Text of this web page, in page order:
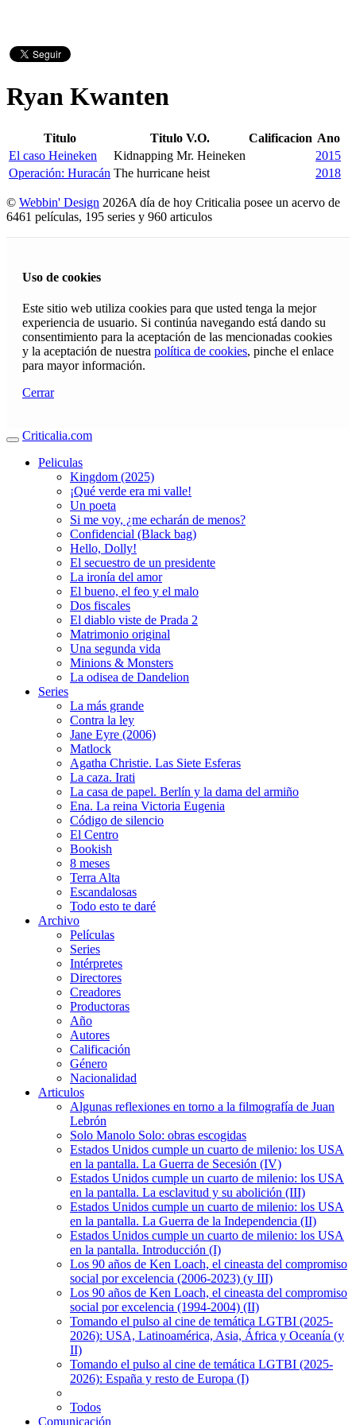
Ryan Kwanten
Titulo Titulo V.O. Calificacion Ano
El caso Heineken
Kidnapping Mr. Heineken
2015
Operación: Huracán The hurricane heist 2018
© Webbin' Design 2026A día de hoy Criticalia posee un acervo de
6461 películas, 195 series y 960 articulos
Uso de cookies
Este sitio web utiliza cookies para que usted tenga la mejor
experiencia de usuario. Si continúa navegando está dando su
consentimiento para la aceptación de las mencionadas cookies
y la aceptación de nuestra política de cookies, pinche el enlace
para mayor información.
Cerrar
Criticalia.com
Peliculas
Kingdom (2025)
¡Qué verde era mi valle!
Un poeta
Si me voy, ¿me echarán de menos?
Confidencial (Black bag)
Hello, Dolly!
El secuestro de un presidente
La ironía del amor
El bueno, el feo y el malo
Dos fiscales
El diablo viste de Prada 2
Matrimonio original
Una segunda vida
Minions & Monsters
La odisea de Dandelion
Series
La más grande
Contra la ley
Jane Eyre (2006)
Matlock
Agatha Christie. Las Siete Esferas
La caza. Irati
La casa de papel. Berlín y la dama del armiño
Ena. La reina Victoria Eugenia
Código de silencio
El Centro
Bookish
8 meses
Terra Alta
Escandalosas
Todo esto te daré
Archivo
Películas
Series
Intérpretes
Directores
Creadores
Productoras
Año
Autores
Calificación
Género
Nacionalidad
Articulos
Algunas reflexiones en torno a la filmografía de Juan
Lebrón
Solo Manolo Solo: obras escogidas
Estados Unidos cumple un cuarto de milenio: los USA
en la pantalla. La Guerra de Secesión (IV)
Estados Unidos cumple un cuarto de milenio: los USA
en la pantalla. La esclavitud y su abolición (III)
Estados Unidos cumple un cuarto de milenio: los USA
en la pantalla. La Guerra de la Independencia (II)
Estados Unidos cumple un cuarto de milenio: los USA
en la pantalla. Introducción (I)
Los 90 años de Ken Loach, el cineasta del compromiso
social por excelencia (2006-2023) (y III)
Los 90 años de Ken Loach, el cineasta del compromiso
social por excelencia (1994-2004) (II)
Tomando el pulso al cine de temática LGTBI (2025-
2026): USA, Latinoamérica, Asia, África y Oceanía (y
II)
Tomando el pulso al cine de temática LGTBI (2025-
2026): España y resto de Europa (I)
Todos
Comunicación